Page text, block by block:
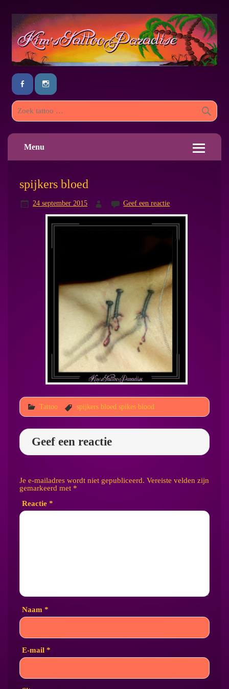
Menu
spijkers bloed
24 september 2015 Geef een reactie
Tattoo spijkers bloed spikes blood
Geef een reactie
Je e-mailadres wordt niet gepubliceerd. Vereiste velden zijn
gemarkeerd met *
Reactie *
Naam *
E-mail *